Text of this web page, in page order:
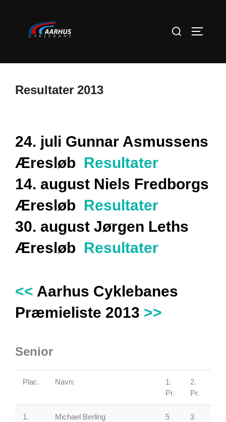
Søg
Resultater 2013
24. juli Gunnar Asmussens
Æresløb Resultater
14. august Niels Fredborgs
Æresløb Resultater
30. august Jørgen Leths
Æresløb Resultater
<< Aarhus Cyklebanes
Præmieliste 2013 >>
Senior
Plac. Navn:
1.
Pr.
2.
Pr.
1. Michael Berling 5 3